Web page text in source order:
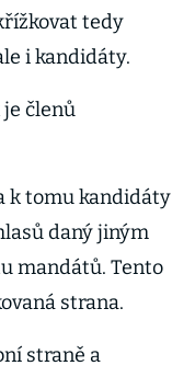
tedy
i kandidáty.
členů
k tomu kandidáty
daný jiným
mandátů. Tento
strana.
straně a